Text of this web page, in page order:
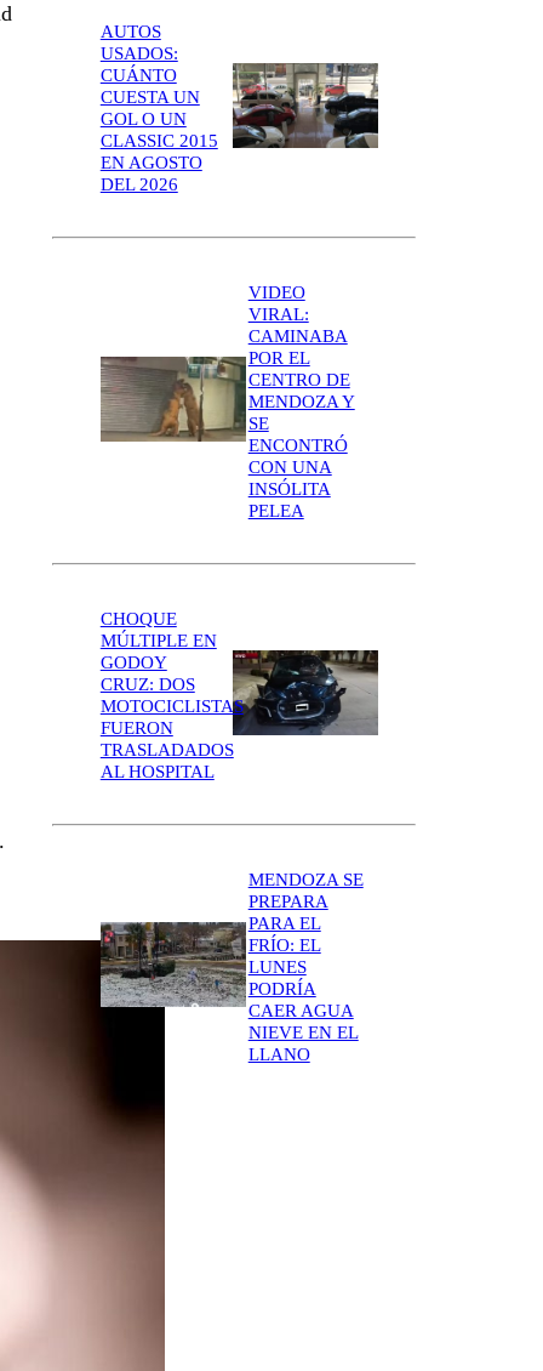
AUTOS
USADOS:
CUÁNTO
CUESTA UN
GOL O UN
CLASSIC 2015
EN AGOSTO
DEL 2026
VIDEO
VIRAL:
CAMINABA
POR EL
CENTRO DE
MENDOZA Y
SE
ENCONTRÓ
CON UNA
INSÓLITA
PELEA
CHOQUE
MÚLTIPLE EN
GODOY
CRUZ: DOS
MOTOCICLISTAS
FUERON
TRASLADADOS
AL HOSPITAL
MENDOZA SE
PREPARA
PARA EL
FRÍO: EL
LUNES
PODRÍA
CAER AGUA
NIEVE EN EL
LLANO